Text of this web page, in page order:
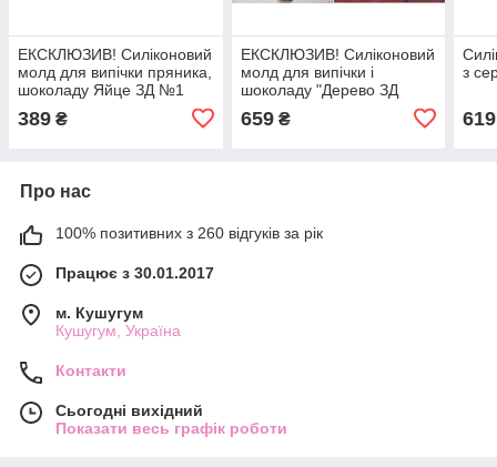
ЕКСКЛЮЗИВ! Силіконовий
молд для випічки пряника,
шоколаду Яйце ЗД №1
389 ₴
ЕКСКЛЮЗИВ! Силіконовий
молд для випічки і
шоколаду "Дерево ЗД
659₴
з
619
Про нас
100% позитивних з 260 відгуків за рік
Працює з 30.01.2017
м. Кушугум
Кушугум, Україна
Контакти
Сьогодні вихідний
Показати весь графік роботи